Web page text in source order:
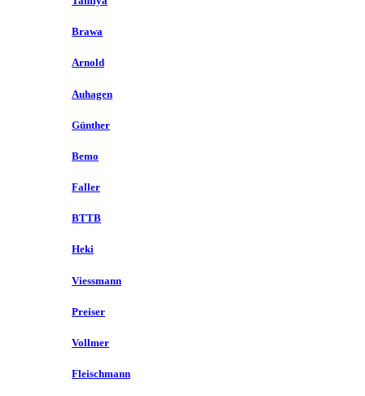
Brawa
Arnold
Auhagen
Günther
Bemo
Faller
BTTB
Heki
Viessmann
Preiser
Vollmer
Fleischmann